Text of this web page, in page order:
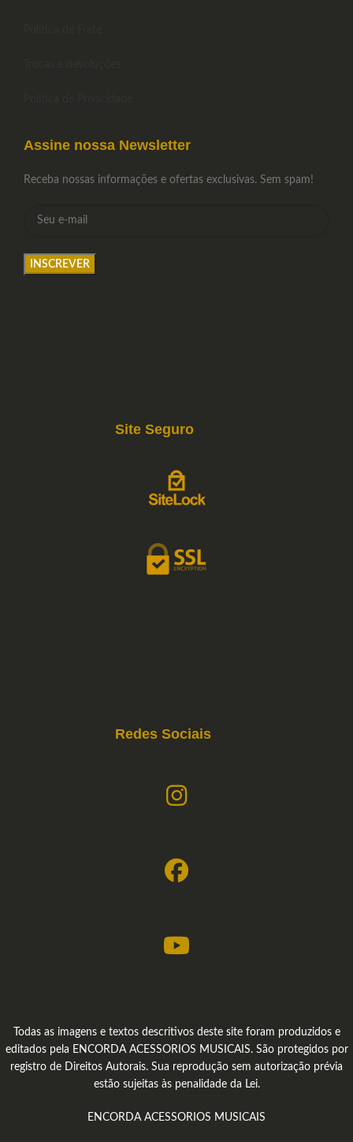
Assine nossa Newsletter
Receba nossas informações e ofertas exclusivas. Sem spam!
Site Seguro
Redes Sociais
Todas as imagens e textos descritivos deste site foram produzidos e
editados pela ENCORDA ACESSORIOS MUSICAIS. São protegidos por
registro de Direitos Autorais. Sua reprodução sem autorização prévia
estão sujeitas às penalidade da Lei.
ENCORDA ACESSORIOS MUSICAIS